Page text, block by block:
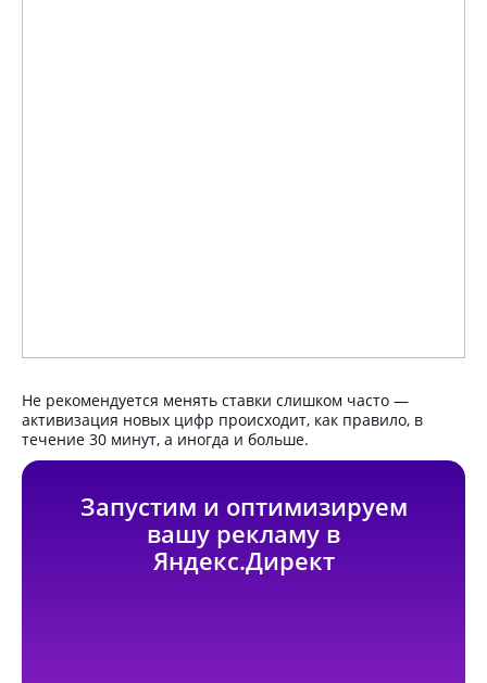
Не рекомендуется менять ставки слишком часто —
активизация новых цифр происходит, как правило, в
течение 30 минут, а иногда и больше.
Запустим и оптимизируем
вашу рекламу в
Яндекс.Директ